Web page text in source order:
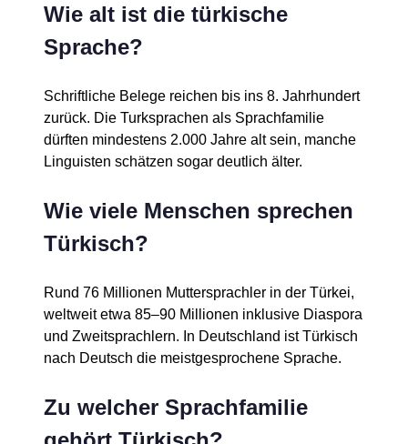
Wie alt ist die türkische
Sprache?
Schriftliche Belege reichen bis ins 8. Jahrhundert
zurück. Die Turksprachen als Sprachfamilie
dürften mindestens 2.000 Jahre alt sein, manche
Linguisten schätzen sogar deutlich älter.
Wie viele Menschen sprechen
Türkisch?
Rund 76 Millionen Muttersprachler in der Türkei,
weltweit etwa 85–90 Millionen inklusive Diaspora
und Zweitsprachlern. In Deutschland ist Türkisch
nach Deutsch die meistgesprochene Sprache.
Zu welcher Sprachfamilie